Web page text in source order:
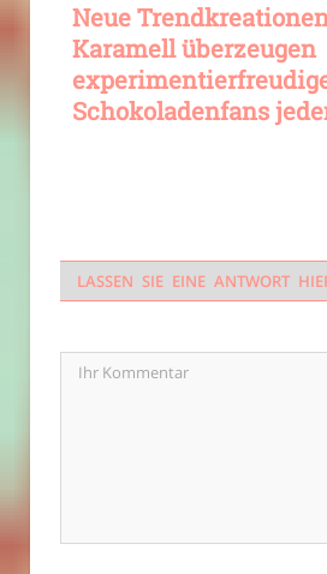
Neue
Karamell überzeugen
Schokoladenfans
LASSEN SIE EINE ANTWORT